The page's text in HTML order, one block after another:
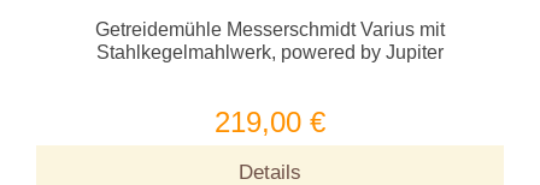
Getreidemühle Messerschmidt Varius mit
Stahlkegelmahlwerk, powered by Jupiter
219,00 €
Details